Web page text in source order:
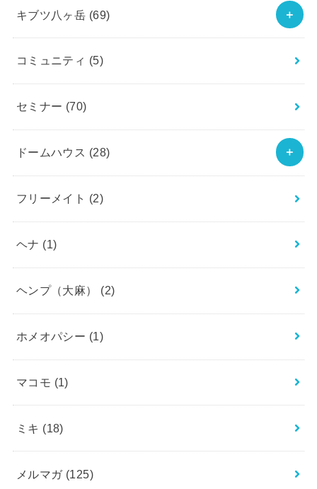
キブツ八ヶ岳 (69)
コミュニティ (5)
セミナー (70)
ドームハウス (28)
フリーメイト (2)
ヘナ (1)
ヘンプ（大麻） (2)
ホメオパシー (1)
マコモ (1)
ミキ (18)
メルマガ (125)